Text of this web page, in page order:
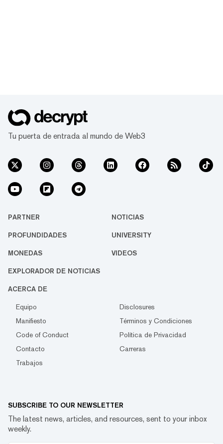
Tu puerta de entrada al mundo de Web3
PARTNER NOTICIAS
PROFUNDIDADES UNIVERSITY
MONEDAS VIDEOS
EXPLORADOR DE NOTICIAS
ACERCA DE
Equipo
Disclosures
Manifiesto
Términos y Condiciones
Code of Conduct
Política de Privacidad
Contacto
Carreras
Trabajos
SUBSCRIBE TO OUR NEWSLETTER
The latest news, articles, and resources, sent to your inbox
weekly.